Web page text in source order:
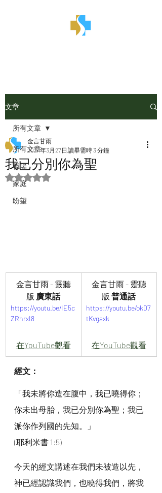
文章
所有文章
職場
家庭
盼望
所有文章
我已分別你為聖
金言甘雨
2024年3月27日 讀畢需時 3 分鐘
評等為 NaN（最高為 5 顆星）。
金言甘雨 - 靈聽
版 廣東話
https://youtu.be/IE5c
ZRhrxI8
在YouTube觀看
金言甘雨 - 靈聽
版 普通話
https://youtu.be/ok07
tKvgaxk
在YouTube觀看
經文：
「我未將你造在腹中，我已曉得你；
你未出母胎，我已分別你為聖；我已
派你作列國的先知。」
(耶利米書 1:5)
今天的經文講述在我們未被造以先，
神已經認識我們，也曉得我們，將我